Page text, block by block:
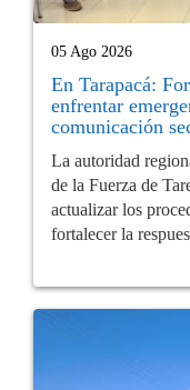
05 Ago 2026
En Tarapacá:
enfrentar
comunicación
La autoridad
de la Fuerza de
actualizar los
fortalecer la